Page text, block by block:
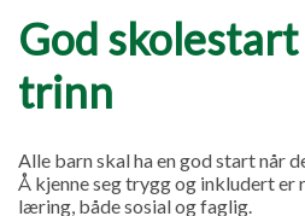
God
trinn
Alle barn skal ha en god start når
Å kjenne seg trygg og inkludert er
læring, både sosial og faglig.